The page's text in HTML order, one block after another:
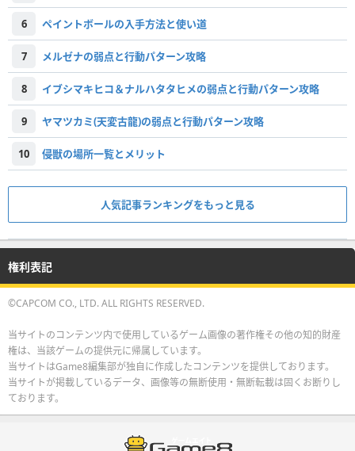
6 ペイントボールの入手方法と使い道
7 メルゼナの弱点と行動パターン攻略
8 イブシマキヒコ＆ナルハタタヒメの弱点と行動パターン攻略
9 ヤマツカミ(天変古龍)の弱点と行動パターン攻略
10 侵獣の場所一覧とメリット
人気記事ランキングをもっと見る
権利表記
©CAPCOM CO., LTD. ALL RIGHTS RESERVED.
当サイトのコンテンツ内で使用しているゲーム画像の著作権その他の知的財産
権は、当該ゲームの提供元に帰属しています。
当サイトはGame8編集部が独自に作成したコンテンツを提供しております。
当サイトが掲載しているデータ、画像等の無断使用・無断転載は固くお断りし
ております。